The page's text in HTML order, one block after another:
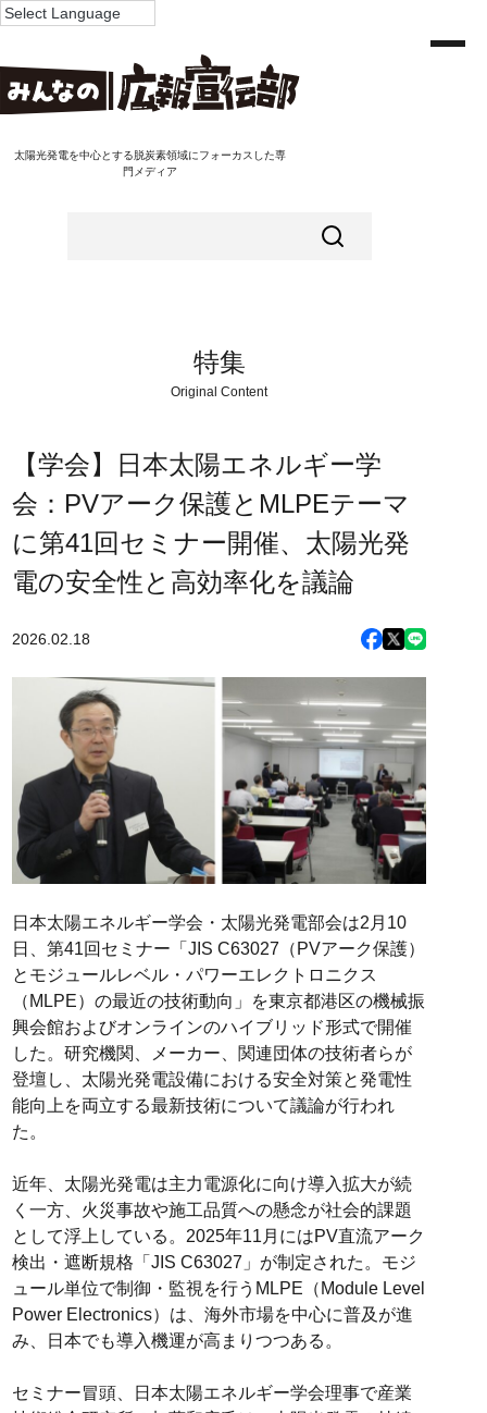
太陽光発電を中心とする脱炭素領域にフォーカスした専
門メディア
特集
Original Content
【学会】日本太陽エネルギー学
会：PVアーク保護とMLPEテーマ
に第41回セミナー開催、太陽光発
電の安全性と高効率化を議論
2026.02.18
日本太陽エネルギー学会・太陽光発電部会は2月10
日、第41回セミナー「JIS C63027（PVアーク保護）
とモジュールレベル・パワーエレクトロニクス
（MLPE）の最近の技術動向」を東京都港区の機械振
興会館およびオンラインのハイブリッド形式で開催
した。研究機関、メーカー、関連団体の技術者らが
登壇し、太陽光発電設備における安全対策と発電性
能向上を両立する最新技術について議論が行われ
た。
近年、太陽光発電は主力電源化に向け導入拡大が続
く一方、火災事故や施工品質への懸念が社会的課題
として浮上している。2025年11月にはPV直流アーク
検出・遮断規格「JIS C63027」が制定された。モジ
ュール単位で制御・監視を行うMLPE（Module Level
Power Electronics）は、海外市場を中心に普及が進
み、日本でも導入機運が高まりつつある。
セミナー冒頭、日本太陽エネルギー学会理事で産業